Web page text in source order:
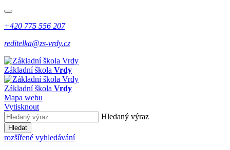
+420 775 556 207
reditelka@zs-vrdy.cz
Základní škola Vrdy
Základní škola Vrdy
Mapa webu
Vytisknout
Hledaný výraz
Hledat
rozšířené vyhledávání